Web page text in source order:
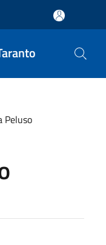
Peluso